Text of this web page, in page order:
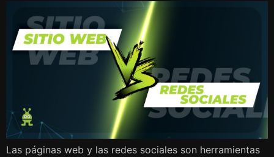
Las páginas web y las redes sociales son herramientas